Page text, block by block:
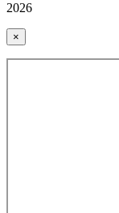
2026
×